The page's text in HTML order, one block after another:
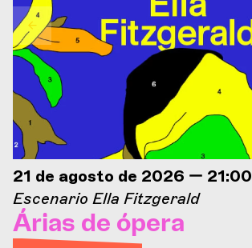
21 de agosto de 2026 — 21:00
Escenario Ella Fitzgerald
Árias de ópera